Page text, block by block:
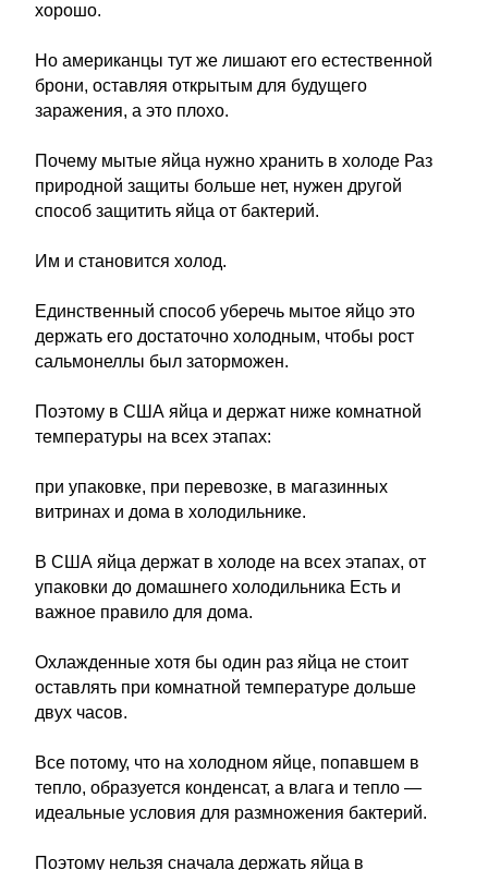
хорошо.
Но американцы тут же лишают его естественной
брони, оставляя открытым для будущего
заражения, а это плохо.
Почему мытые яйца нужно хранить в холоде Раз
природной защиты больше нет, нужен другой
способ защитить яйца от бактерий.
Им и становится холод.
Единственный способ уберечь мытое яйцо это
держать его достаточно холодным, чтобы рост
сальмонеллы был заторможен.
Поэтому в США яйца и держат ниже комнатной
температуры на всех этапах:
при упаковке, при перевозке, в магазинных
витринах и дома в холодильнике.
В США яйца держат в холоде на всех этапах, от
упаковки до домашнего холодильника Есть и
важное правило для дома.
Охлажденные хотя бы один раз яйца не стоит
оставлять при комнатной температуре дольше
двух часов.
Все потому, что на холодном яйце, попавшем в
тепло, образуется конденсат, а влага и тепло —
идеальные условия для размножения бактерий.
Поэтому нельзя сначала держать яйца в